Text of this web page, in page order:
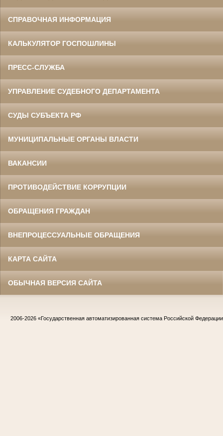
СПРАВОЧНАЯ ИНФОРМАЦИЯ
КАЛЬКУЛЯТОР ГОСПОШЛИНЫ
ПРЕСС-СЛУЖБА
УПРАВЛЕНИЕ СУДЕБНОГО ДЕПАРТАМЕНТА
СУДЫ СУБЪЕКТА РФ
МУНИЦИПАЛЬНЫЕ ОРГАНЫ ВЛАСТИ
ВАКАНСИИ
ПРОТИВОДЕЙСТВИЕ КОРРУПЦИИ
ОБРАЩЕНИЯ ГРАЖДАН
ВНЕПРОЦЕССУАЛЬНЫЕ ОБРАЩЕНИЯ
КАРТА САЙТА
ОБЫЧНАЯ ВЕРСИЯ САЙТА
2006-2026 «Государственная автоматизированная система Российской